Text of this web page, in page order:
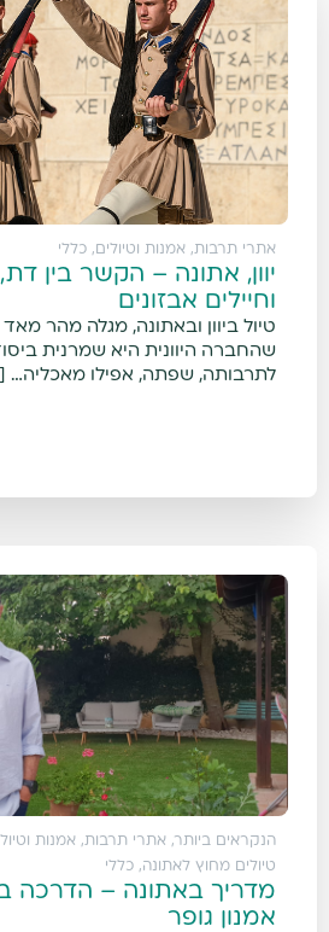
אתרי תרבות, אמנות וטיולים , כללי
יוון, אתונה – הקשר בין
וחיילים אבזונים
טיול ביוון ובאתונה, מגלה מהר
שהחברה היוונית היא שמרנית
לתרבותה, שפתה, אפילו מאכליה…
הנקראים ביותר, אתרי תרבות, אמנות
טיולים מחוץ לאתונה, כללי
מדריך באתונה – הדרכה
אמנון גופר